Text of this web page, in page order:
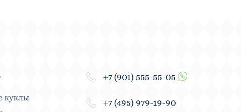
куклы
+7 (901) 555-55-05
+7 (495) 979-19-90